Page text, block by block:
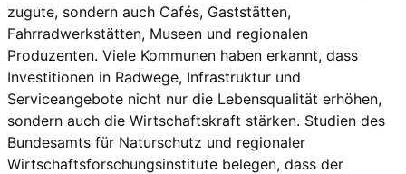
zugute, sondern auch Cafés, Gaststätten,
Fahrradwerkstätten, Museen und regionalen
Produzenten. Viele Kommunen haben erkannt, dass
Investitionen in Radwege, Infrastruktur und
Serviceangebote nicht nur die Lebensqualität erhöhen,
sondern auch die Wirtschaftskraft stärken. Studien des
Bundesamts für Naturschutz und regionaler
Wirtschaftsforschungsinstitute belegen, dass der